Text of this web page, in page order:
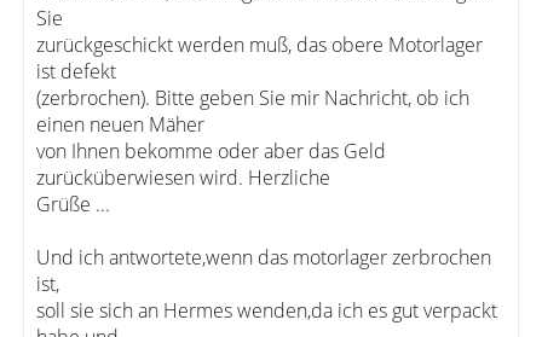
Sie
zurückgeschickt werden muß, das obere Motorlager
ist defekt
(zerbrochen). Bitte geben Sie mir Nachricht, ob ich
einen neuen Mäher
von Ihnen bekomme oder aber das Geld
zurücküberwiesen wird. Herzliche
Grüße ...
Und ich antwortete,wenn das motorlager zerbrochen
ist,
soll sie sich an Hermes wenden,da ich es gut verpackt